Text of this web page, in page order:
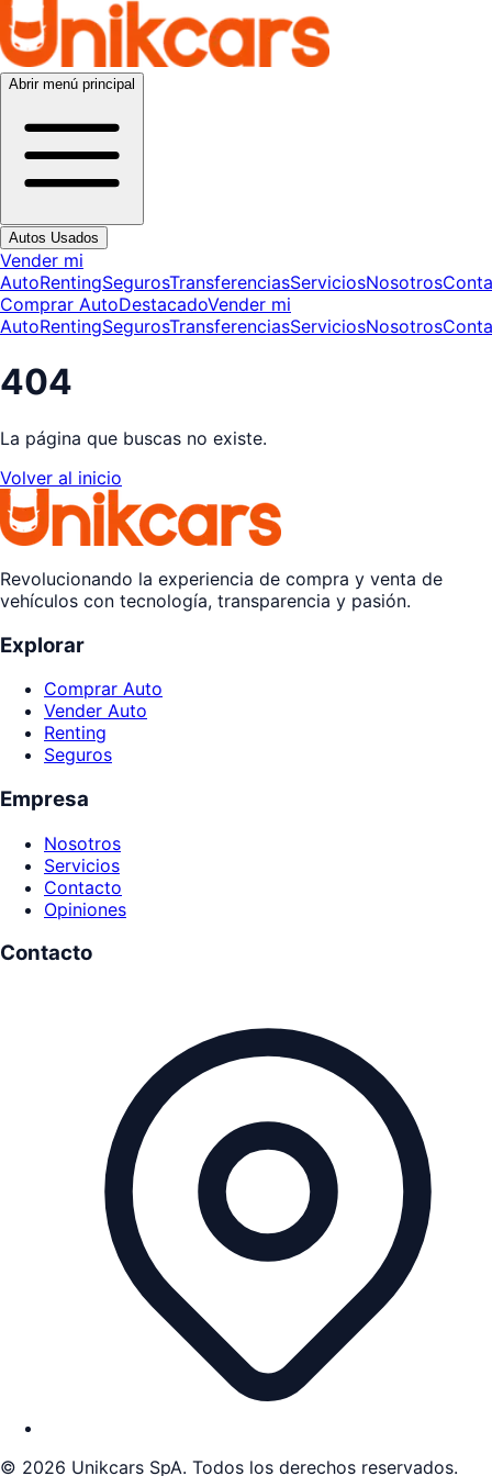
Abrir menú principal
Autos Usados
Vender mi
AutoRentingSegurosTransferenciasServiciosNosotros
Comprar AutoDestacadoVender mi
AutoRentingSegurosTransferenciasServiciosNosotros
404
La página que buscas no existe.
Volver al inicio
Revolucionando la experiencia de compra y venta de
vehículos con tecnología, transparencia y pasión.
Explorar
Comprar Auto
Vender Auto
Renting
Seguros
Empresa
Nosotros
Servicios
Contacto
Opiniones
Contacto
© 2026 Unikcars SpA. Todos los derechos reservados.